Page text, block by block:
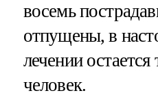
восемь
отпущены, в
лечении остается
человек.